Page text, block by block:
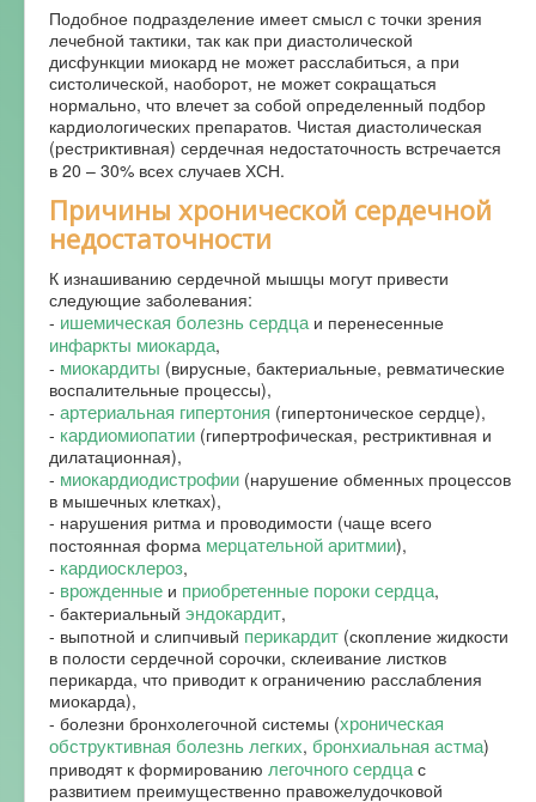
Подобное подразделение имеет смысл с точки зрения
лечебной тактики, так как при диастолической
дисфункции миокард не может расслабиться, а при
систолической, наоборот, не может сокращаться
нормально, что влечет за собой определенный подбор
кардиологических препаратов. Чистая диастолическая
(рестриктивная) сердечная недостаточность встречается
в 20 – 30% всех случаев ХСН.
Причины хронической сердечной
недостаточности
К изнашиванию сердечной мышцы могут привести
следующие заболевания:
- ишемическая болезнь сердцаи перенесенные
инфаркты миокарда,
- миокардиты (вирусные, бактериальные, ревматические
воспалительные процессы),
- артериальная гипертония (гипертоническое сердце),
- кардиомиопатии (гипертрофическая, рестриктивная и
дилатационная),
- миокардиодистрофии (нарушение обменных процессов
в мышечных клетках),
- нарушения ритма и проводимости (чаще всего
постоянная форма мерцательной аритмии),
- кардиосклероз,
- врожденные и приобретенные пороки сердца,
- бактериальный эндокардит,
- выпотной и слипчивый перикардит (скопление жидкости
в полости сердечной сорочки, склеивание листков
перикарда, что приводит к ограничению расслабления
миокарда),
- болезни бронхолегочной системы (хроническая
обструктивная болезнь легких, бронхиальная астма)
приводят к формированию легочного сердцас
развитием преимущественно правожелудочковой